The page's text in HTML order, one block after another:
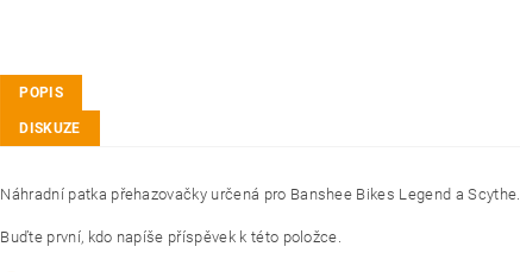
POPIS
DISKUZE
Náhradní patka přehazovačky určená pro Banshee Bikes Legend a Scythe.
Buďte první, kdo napíše příspěvek k této položce.